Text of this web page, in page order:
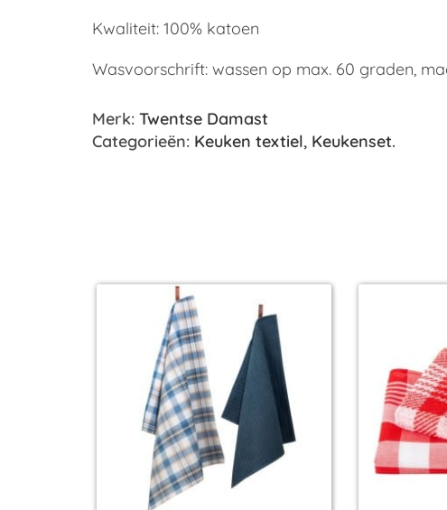
Kwaliteit: 100% katoen
Wasvoorschrift: wassen op max. 60 graden,
Merk: Twentse Damast
Categorieën: Keuken textiel, Keukenset.